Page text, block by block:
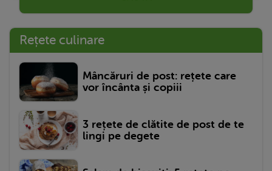
Rețete culinare
Mâncăruri de post: rețete care
vor încânta și copiii
3 rețete de clătite de post de te
lingi pe degete